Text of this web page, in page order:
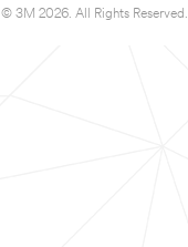
© 3M 2026. All Rights Reserved.